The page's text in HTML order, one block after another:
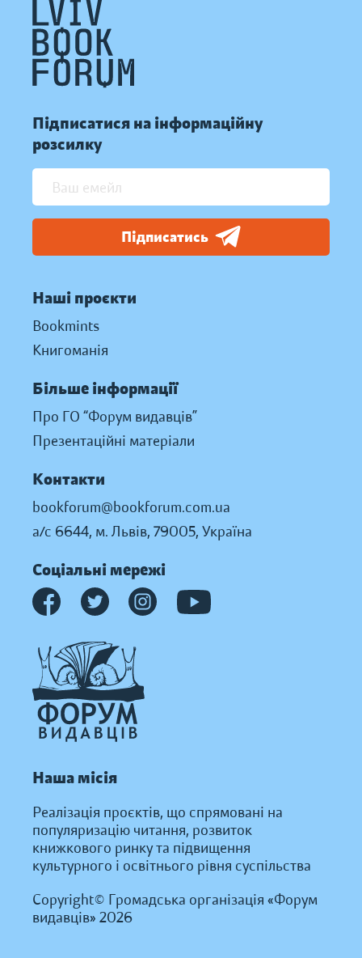
Підписатися на інформаційну
розсилку
Підписатись
Наші проєкти
Bookmints
Книгоманія
Більше інформації
Про ГО “Форум видавців”
Презентаційні матеріали
Контакти
bookforum@bookforum.com.ua
а/с 6644, м. Львів, 79005, Україна
Соціальні мережі
Наша місія
Реалізація проєктів, що спрямовані на
популяризацію читання, розвиток
книжкового ринку та підвищення
культурного і освітнього рівня суспільства
Copyright© Громадська організація «Форум
видавців» 2026